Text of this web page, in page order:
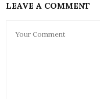
LEAVE A COMMENT